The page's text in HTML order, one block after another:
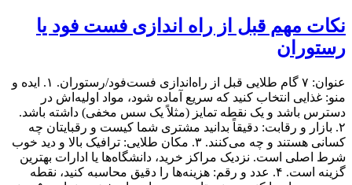
نکات مهم قبل از راه اندازی فست فود یا
رستوران
عنوان: ۷ گام طلایی قبل از راه‌اندازی فست‌فود/رستوران. ۱. ایده و
منو: غذایی انتخاب کنید که سریع آماده شود، مواد اولیه‌اش در
دسترس باشد و یک نقطه تمایز (مثلاً یک سس مخفی) داشته باشد.
۲. بازار و رقابت: دقیقاً بدانید مشتری شما کیست و رقبایتان چه
کسانی هستند و چه می‌کنند. ۳. مکان طلایی: ترافیک بالا و دید خوب
شرط اصلی است. نزدیک مراکز خرید، دانشگاه‌ها یا ادارات بهترین
گزینه است. ۴. عدد و رقم: هزینه‌ها را دقیق محاسبه کنید، نقطه